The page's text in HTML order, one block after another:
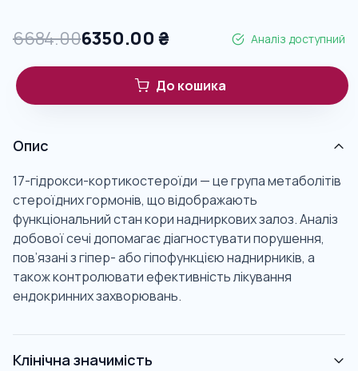
6684.006350.00 ₴ Аналіз доступний
До кошика
Опис
17-гідрокси-кортикостероїди — це група метаболітів
стероїдних гормонів, що відображають
функціональний стан кори надниркових залоз. Аналіз
добової сечі допомагає діагностувати порушення,
пов’язані з гіпер- або гіпофункцією наднирників, а
також контролювати ефективність лікування
ендокринних захворювань.
Клінічна значимість